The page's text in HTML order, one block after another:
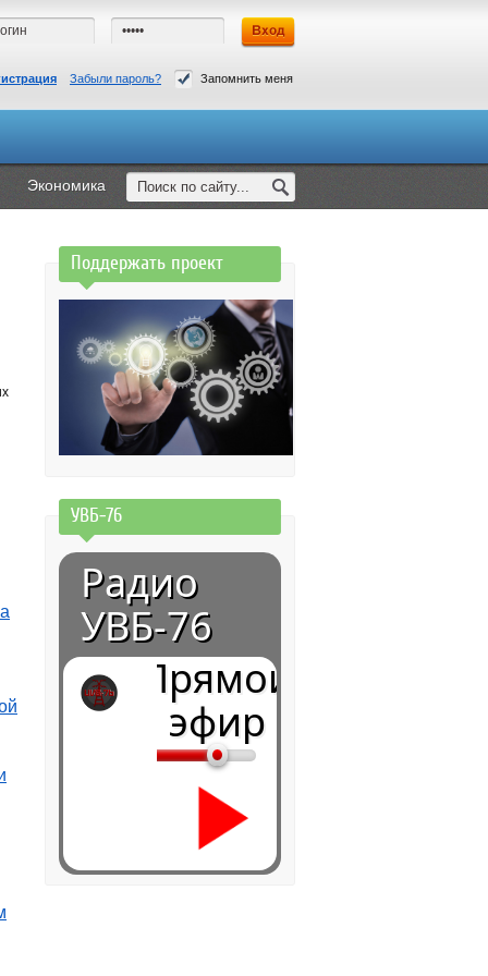
Забыли пароль? Запомнить меня
Экономика
Поддержать проект
УВБ-76
Радио
УВБ-76
Прямой
эфир